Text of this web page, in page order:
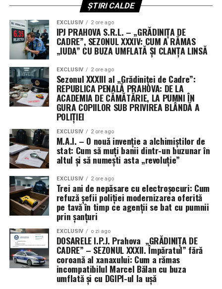
șansă” se va transforma într-o revenire oficială în sălile
de judecată. (Irinel I.).
ȘTIRI CALDE
EXCLUSIV 2 ore ago
IPJ PRAHOVA S.R.L. – „GRĂDINIȚA DE
CADRE”, SEZONUL XXXIV: CUM A RĂMAS
„IUDA” CU BUZA UMFLATĂ ȘI CLANȚA LINSĂ
EXCLUSIV 2 ore ago
Sezonul XXXIII al „Grădiniței de Cadre”:
REPUBLICA PENALĂ PRAHOVA: DE LA
ACADEMIA DE CĂMĂTĂRIE, LA PUMNI ÎN
GURA COPIILOR SUB PRIVIREA BLÂNDĂ A
POLIȚIEI
EXCLUSIV 2 ore ago
M.A.I. – O nouă invenție a alchimiștilor de
stat: Cum să muți banii dintr-un buzunar în
altul și să numești asta „revoluție”
EXCLUSIV 2 ore ago
Trei ani de nepăsare cu electroșocuri: Cum
refuză șefii poliției modernizarea oferită
pe tavă în timp ce agenții se bat cu pumnii
prin șanțuri
EXCLUSIV o zi ago
DOSARELE I.P.J. Prahova „GRĂDINIȚA DE
CADRE” – SEZONUL XXXII. Împăratul” fără
coroană al xanaxului: Cum a rămas
incompatibilul Marcel Bălan cu buza
umflată și cu DGIPI-ul la ușă